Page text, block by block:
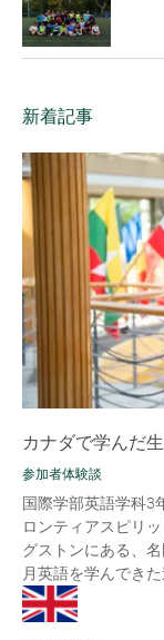
新着記事
カナダで学んだ
参加者体験談
国際学部英語学科3
ロンティアスピリ
グストンにある、
月英語を学んできた